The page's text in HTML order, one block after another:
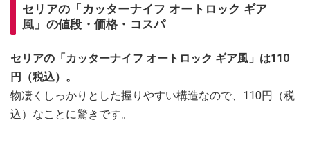
セリアの「カッターナイフ オートロック ギア
風」の値段・価格・コスパ
セリアの「カッターナイフ オートロック ギア風」は110
円（税込）。
物凄くしっかりとした握りやすい構造なので、110円（税
込）なことに驚きです。